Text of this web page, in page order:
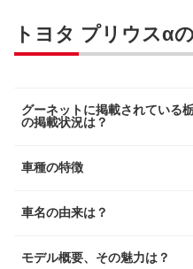
トヨタ プリウスα
グーネットに掲載されている
の掲載状況は？
車種の特徴
車名の由来は？
モデル概要、その魅力は？